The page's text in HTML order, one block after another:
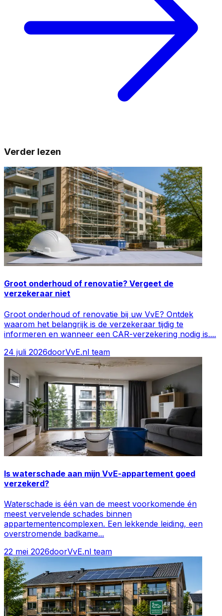
Verder lezen
Groot onderhoud of renovatie? Vergeet de
verzekeraar niet
Groot onderhoud of renovatie bij uw VvE? Ontdek
waarom het belangrijk is de verzekeraar tijdig te
informeren en wanneer een CAR-verzekering nodig is....
24 juli 2026doorVvE.nl team
Is waterschade aan mijn VvE-appartement goed
verzekerd?
Waterschade is één van de meest voorkomende én
meest vervelende schades binnen
appartementencomplexen. Een lekkende leiding, een
overstromende badkame...
22 mei 2026doorVvE.nl team